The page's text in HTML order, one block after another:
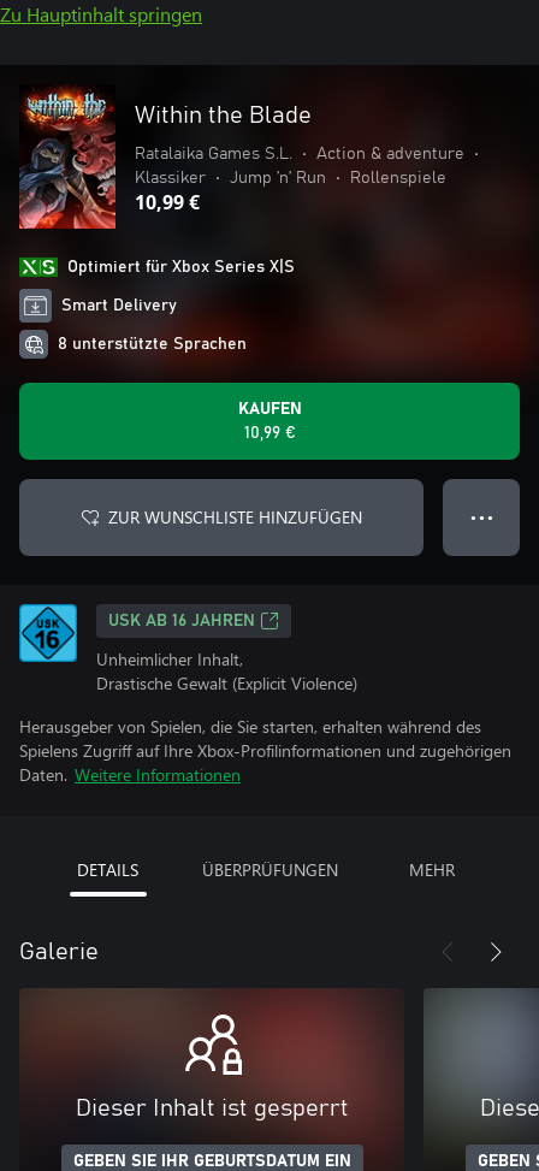
Zu Hauptinhalt springen
Within the Blade
Ratalaika Games S.L. • Action & adventure
•
Klassiker
• Jump ’n’ Run • Rollenspiele
10,99 €
Optimiert für Xbox Series X|S
Smart Delivery
8 unterstützte Sprachen
KAUFEN
10,99 €
ZUR WUNSCHLISTE HINZUFÜGEN ● ● ●
USK AB 16 JAHREN
Unheimlicher Inhalt,
Drastische Gewalt (Explicit Violence)
Herausgeber von Spielen, die Sie starten, erhalten während des
Spielens Zugriff auf Ihre Xbox-Profilinformationen und zugehörigen
Daten. Weitere Informationen
DETAILS ÜBERPRÜFUNGEN MEHR
Galerie
Dieser Inhalt ist gesperrt
GEBEN SIE IHR GEBURTSDATUM EIN GEBEN